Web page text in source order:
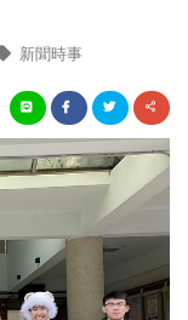
新聞時事